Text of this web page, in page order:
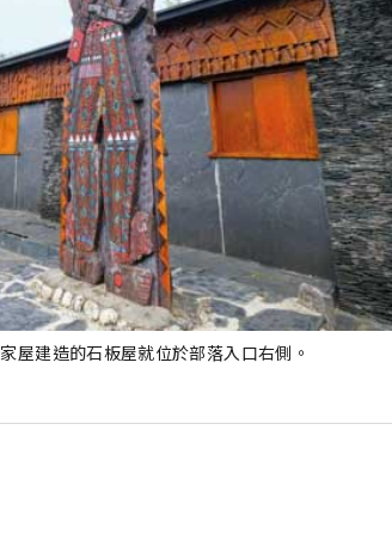
屋建造的石板屋就位於部落入口右側。